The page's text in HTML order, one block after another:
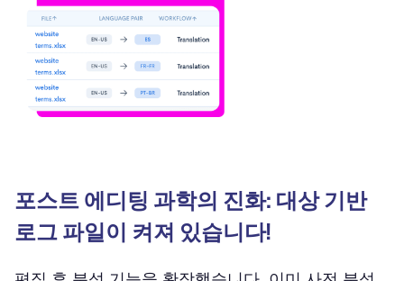
포스트 에디팅 과학의 진화: 대상 기반
로그 파일이 켜져 있습니다!